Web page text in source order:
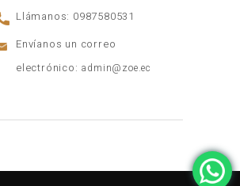
Llámanos: 0987580531
Envíanos un correo
electrónico: admin@zoe.ec